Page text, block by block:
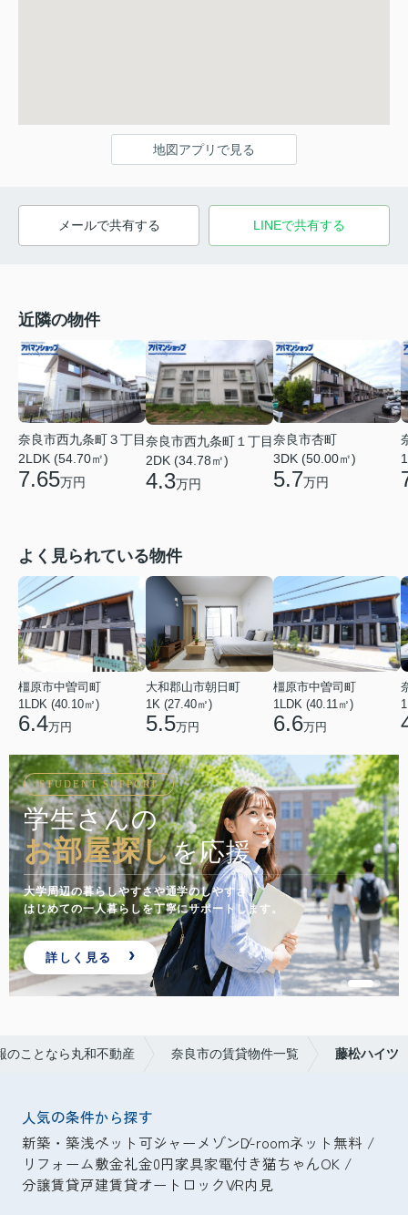
地図アプリで見る
メールで共有する LINEで共有する
近隣の物件
奈良市西九条町３丁目
2LDK (54.70㎡)
7.65万円
奈良市西九条町１丁目
2DK (34.78㎡)
4.3万円
奈良市杏町
3DK (50.00㎡)
5.7万円
よく見られている物件
橿原市中曽司町
1LDK (40.10㎡)
6.4万円
大和郡山市朝日町
1K (27.40㎡)
5.5万円
橿原市中曽司町
1LDK (40.11㎡)
6.6万円
STUDENT SUPPORT
学生さんの
お部屋探しを応援
大学周辺の暮らしやすさや通学のしやすさ。
はじめての一人暮らしを丁寧にサポートします。
詳しく見る
のことなら丸和不動産 奈良市の賃貸物件一覧 藤松ハイツ
人気の条件から探す
新築・築浅ペット可シャーメゾンD-roomネット無料
リフォーム敷金礼金0円家具家電付き猫ちゃんOK
分譲賃貸戸建賃貸オートロックVR内見